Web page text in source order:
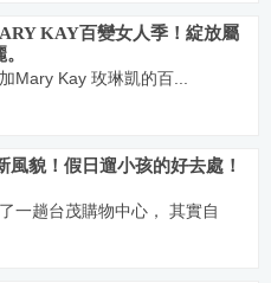
KAY百變女人季！綻放屬
Mary Kay 玫琳凱的百...
風貌！假日遛小孩的好去處！
一趟台茂購物中心， 其實自